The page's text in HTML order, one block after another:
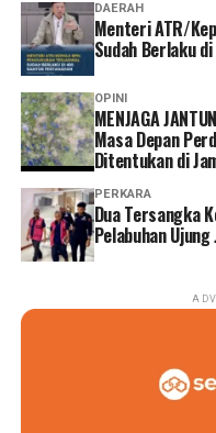
DAERAH
Menteri ATR/
Sudah Berlaku
OPINI
MENJAGA
Masa Depan
Ditentukan di
PERKARA
Dua Tersangka
Pelabuhan